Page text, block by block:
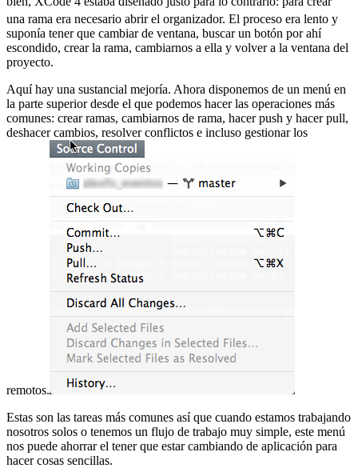
una rama era necesario abrir el organizador. El proceso era lento y
suponía tener que cambiar de ventana, buscar un botón por ahí
escondido, crear la rama, cambiarnos a ella y volver a la ventana del
proyecto.
Aquí hay una sustancial mejoría. Ahora disponemos de un menú en
la parte superior desde el que podemos hacer las operaciones más
comunes: crear ramas, cambiarnos de rama, hacer push y hacer pull,
deshacer cambios, resolver conflictos e incluso gestionar los
remotos.
Estas son las tareas más comunes así que cuando estamos trabajando
nosotros solos o tenemos un flujo de trabajo muy simple, este menú
nos puede ahorrar el tener que estar cambiando de aplicación para
hacer cosas sencillas.